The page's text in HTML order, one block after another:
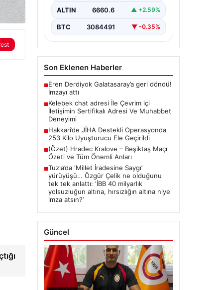
Güncel olarak…
ALTIN 6660.6 ▲ +2.59%
BTC 3084491 ▼ -0.35%
Son Eklenen Haberler
■Eren Derdiyok Galatasaray’a geri döndü!
İmzayı attı
■Kelebek chat adresi İle Çevrim içi
İletişimin Sertifikalı Adresi Ve Muhabbet
Deneyimi
■Hakkari’de JİHA Destekli Operasyonda
253 Kilo Uyuşturucu Ele Geçirildi
■(Özet) Hradec Kralove – Beşiktaş Maçı
Özeti ve Tüm Önemli Anları
■Tuzla’da ‘Millet İradesine Saygı’
yürüyüşü… Özgür Çelik ne olduğunu
tek tek anlattı: ‘İBB 40 milyarlık
yolsuzluğun altına, hırsızlığın altına niye
imza atsın?’
Güncel